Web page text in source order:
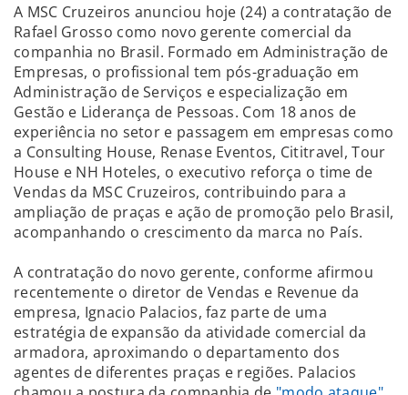
A MSC Cruzeiros anunciou hoje (24) a contratação de
Rafael Grosso como novo gerente comercial da
companhia no Brasil. Formado em Administração de
Empresas, o profissional tem pós-graduação em
Administração de Serviços e especialização em
Gestão e Liderança de Pessoas. Com 18 anos de
experiência no setor e passagem em empresas como
a Consulting House, Renase Eventos, Cititravel, Tour
House e NH Hoteles, o executivo reforça o time de
Vendas da MSC Cruzeiros, contribuindo para a
ampliação de praças e ação de promoção pelo Brasil,
acompanhando o crescimento da marca no País.
A contratação do novo gerente, conforme afirmou
recentemente o diretor de Vendas e Revenue da
empresa, Ignacio Palacios, faz parte de uma
estratégia de expansão da atividade comercial da
armadora, aproximando o departamento dos
agentes de diferentes praças e regiões. Palacios